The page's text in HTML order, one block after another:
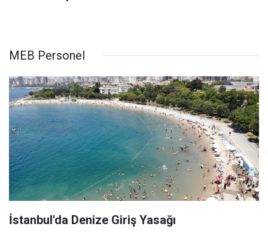
MEB Personel
İstanbul'da Denize Giriş Yasağı